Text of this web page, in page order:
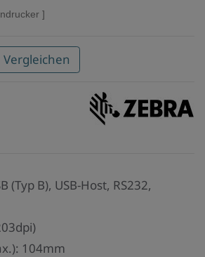
Vergleichen
Marke
Zebra
(Typ B), USB-Host, RS232,
104mm